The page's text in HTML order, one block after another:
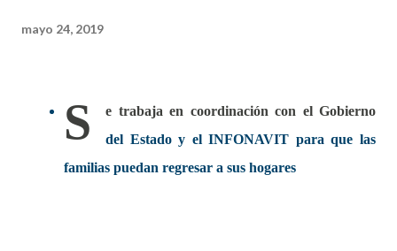
mayo 24, 2019
S
e trabaja en coordinación con el Gobierno
del Estado y el INFONAVIT para que las
familias puedan regresar a sus hogares